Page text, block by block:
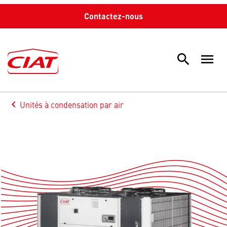
Contactez-nous
search menu
keyboard_arrow_left
Arrow back
Unités à condensation par air